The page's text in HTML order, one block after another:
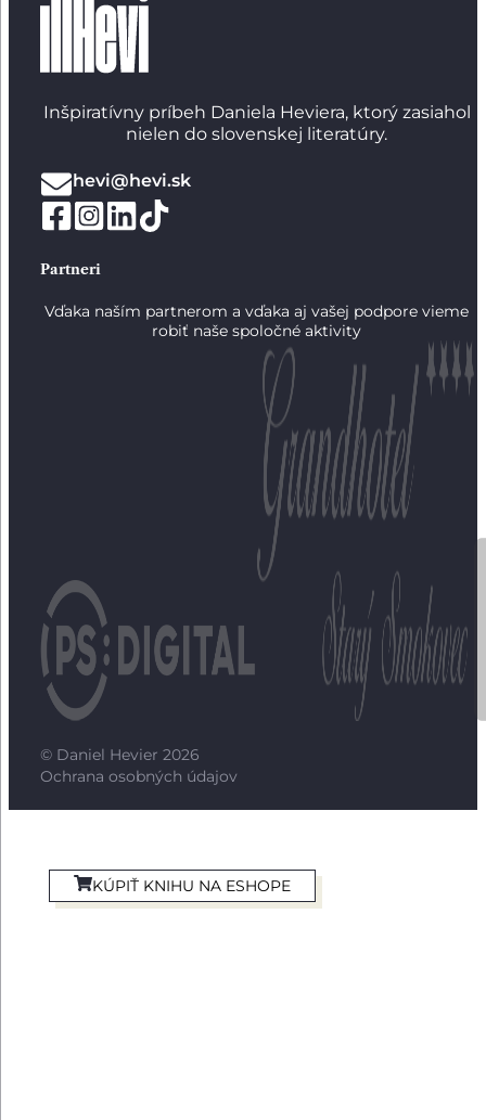
Inšpiratívny príbeh Daniela Heviera, ktorý zasiahol
nielen do slovenskej literatúry.
hevi@hevi.sk
Partneri
Vďaka naším partnerom a vďaka aj vašej podpore vieme
robiť naše spoločné aktivity
© Daniel Hevier 2026
Ochrana osobných údajov
KÚPIŤ KNIHU NA ESHOPE